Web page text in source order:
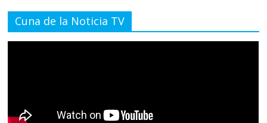
Cuna de la Noticia TV